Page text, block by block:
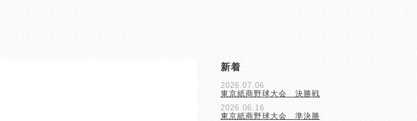
新着
2026.07.06
東京紙商野球大会 決勝戦
2026.06.16
東京紙商野球大会 準決勝